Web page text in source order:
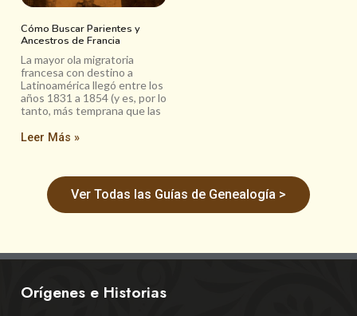
Cómo Buscar Parientes y
Ancestros de Francia
La mayor ola migratoria
francesa con destino a
Latinoamérica llegó entre los
años 1831 a 1854 (y es, por lo
tanto, más temprana que las
Leer Más »
Ver Todas las Guías de Genealogía >
Orígenes e Historias